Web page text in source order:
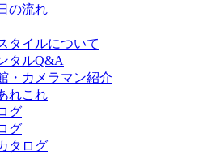
の流れ
タイルについて
タルQ&A
・カメラマン紹介
れこれ
グ
グ
タログ